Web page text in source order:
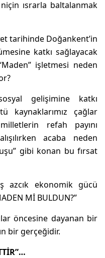
niçin ısrarla baltalanmak
tarihinde Doğankent’in
katkı sağlayacak
işletmesi neden
gelişimine katkı
kaynaklarımız çağlar
refah payını
acaba neden
gibi konan bu fırsat
azcık ekonomik gücü
Mİ BULDUN?”
öncesine dayanan bir
bir gerçeğidir.